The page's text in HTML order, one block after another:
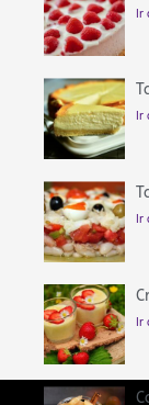
Ir
Ir
Ir
Ir